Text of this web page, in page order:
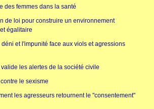
des femmes dans la santé
de loi pour construire un environnement
égalitaire
et l'impunité face aux viols et agressions
les alertes de la société civile
le sexisme
les agresseurs retournent le "consentement"